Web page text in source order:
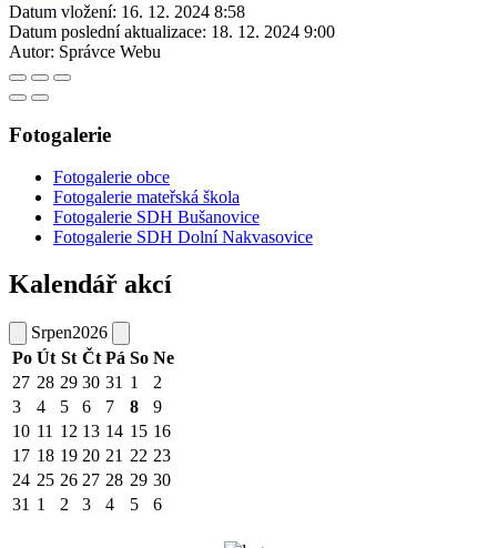
Datum vložení: 16. 12. 2024 8:58
Datum poslední aktualizace: 18. 12. 2024 9:00
Autor: Správce Webu
Fotogalerie
Fotogalerie obce
Fotogalerie mateřská škola
Fotogalerie SDH Bušanovice
Fotogalerie SDH Dolní Nakvasovice
Kalendář akcí
Srpen2026
Po Út St Čt Pá So Ne
27 28 29 30 31 1
2
3
4 5 6 7 8
9
10 11 12 13 14 15 16
17 18 19 20 21 22 23
24 25 26 27 28 29 30
31 1 2 3 4 5 6